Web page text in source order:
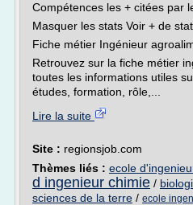
Compétences les + citées par
Masquer les stats Voir + de
Fiche métier Ingénieur
Retrouvez sur la fiche métier
toutes les informations utiles
études, formation, rôle,...
Lire la suite
Site : regionsjob.com
Thèmes liés : ecole
d ingenieur chimie /
sciences de la terre / ecole